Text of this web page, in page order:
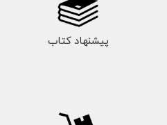
پیشنهاد کتاب